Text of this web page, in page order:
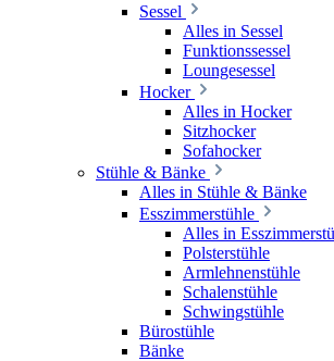
Sessel
Alles in Sessel
Funktionssessel
Loungesessel
Hocker
Alles in Hocker
Sitzhocker
Sofahocker
Stühle & Bänke
Alles in Stühle & Bänke
Esszimmerstühle
Alles in
Polsterstühle
Armlehnenstühle
Schalenstühle
Schwingstühle
Bürostühle
Bänke